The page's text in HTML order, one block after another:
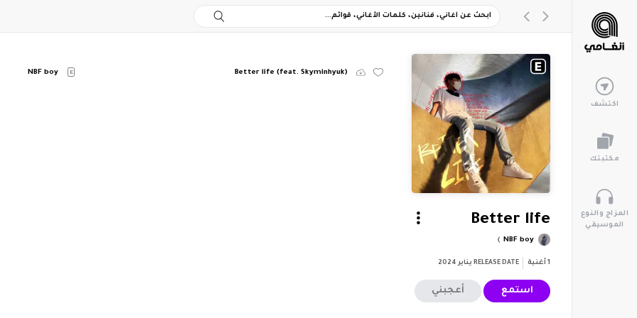
اكتشف
مكتبتك
المزاج والنوع
الموسيقي
Better life
NBF boy
1 أغنية RELEASE DATE يناير 2024
استمع أعجبني
Better life (feat. Skyminhyuk)
E
NBF boy